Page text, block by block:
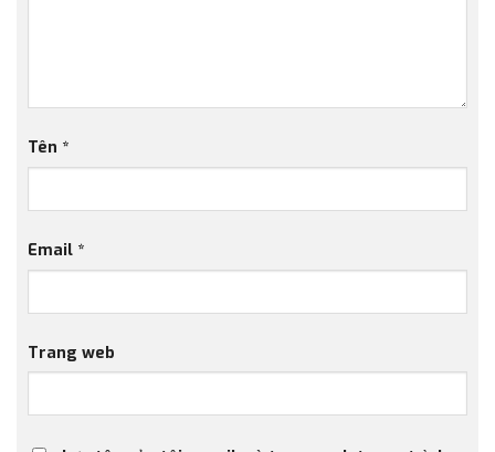
Tên *
Email *
Trang web